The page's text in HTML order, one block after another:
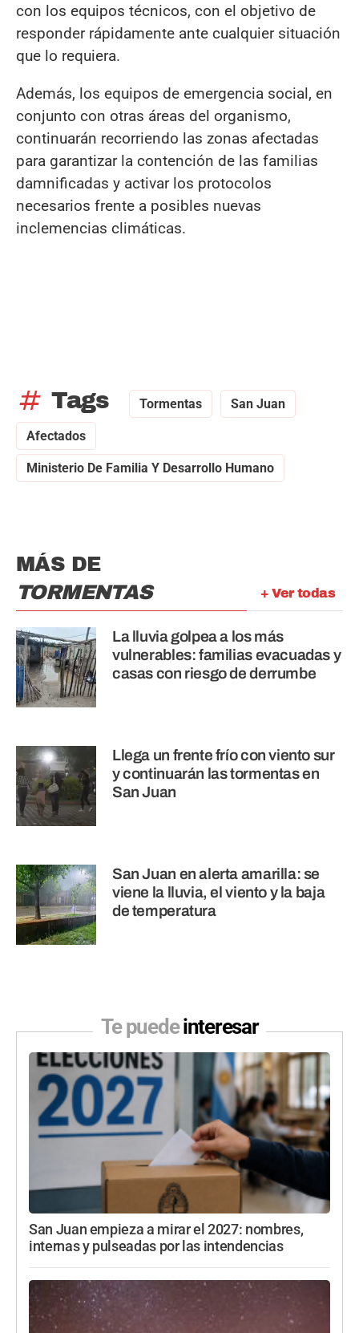
con los equipos técnicos, con el objetivo de
responder rápidamente ante cualquier situación
que lo requiera.
Además, los equipos de emergencia social, en
conjunto con otras áreas del organismo,
continuarán recorriendo las zonas afectadas
para garantizar la contención de las familias
damnificadas y activar los protocolos
necesarios frente a posibles nuevas
inclemencias climáticas.
tag Tags Tormentas San Juan
Afectados
Ministerio De Familia Y Desarrollo Humano
+ Ver todas
MÁS DE
TORMENTAS
La lluvia golpea a los más
vulnerables: familias evacuadas y
casas con riesgo de derrumbe
Llega un frente frío con viento sur
y continuarán las tormentas en
San Juan
San Juan en alerta amarilla: se
viene la lluvia, el viento y la baja
de temperatura
Te puedeinteresar
San Juan empieza a mirar el 2027: nombres,
internas y pulseadas por las intendencias